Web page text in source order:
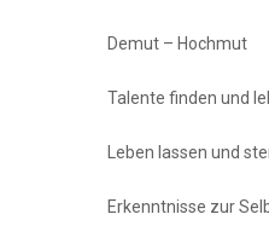
Demut – Hochmut
Talente finden und
Leben lassen und
Erkenntnisse zur